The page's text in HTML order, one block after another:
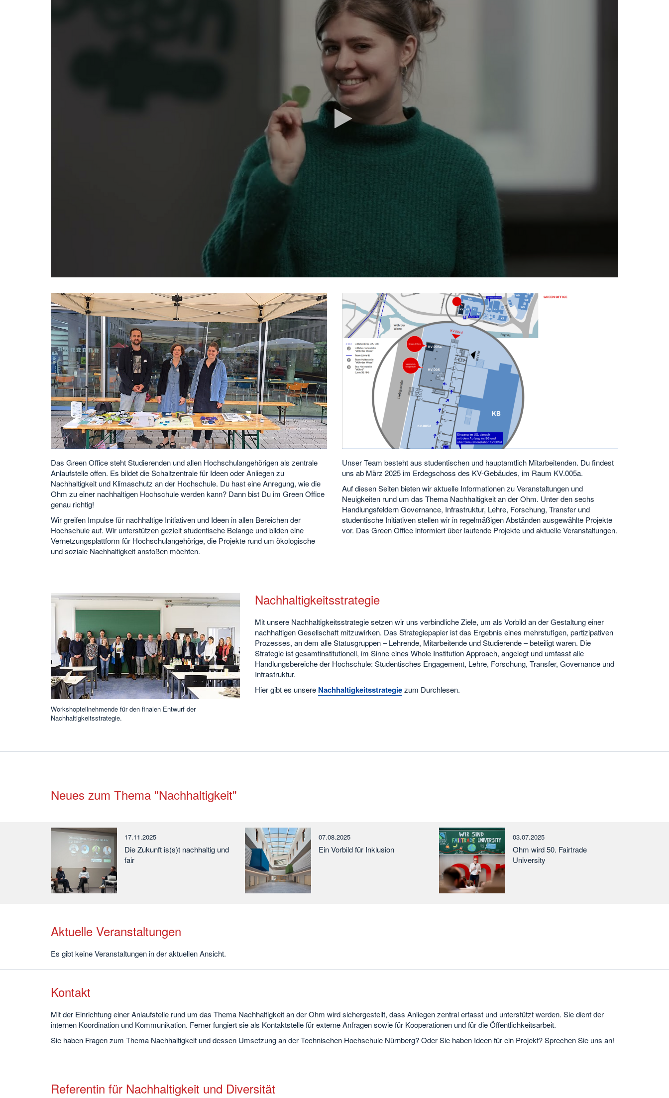
Video
abspielen
Das Green Office steht Studierenden und allen Hochschulangehörigen als zentrale
Anlaufstelle offen. Es bildet die Schaltzentrale für Ideen oder Anliegen zu
Nachhaltigkeit und Klimaschutz an der Hochschule. Du hast eine Anregung, wie die
Ohm zu einer nachhaltigen Hochschule werden kann? Dann bist Du im Green Office
genau richtig!
Wir greifen Impulse für nachhaltige Initiativen und Ideen in allen Bereichen der
Hochschule auf. Wir unterstützen gezielt studentische Belange und bilden eine
Vernetzungsplattform für Hochschulangehörige, die Projekte rund um ökologische
und soziale Nachhaltigkeit anstoßen möchten.
Unser Team besteht aus studentischen und hauptamtlich Mitarbeitenden. Du findest
uns ab März 2025 im Erdegschoss des KV-Gebäudes, im Raum KV.005a.
Auf diesen Seiten bieten wir aktuelle Informationen zu Veranstaltungen und
Neuigkeiten rund um das Thema Nachhaltigkeit an der Ohm. Unter den sechs
Handlungsfeldern Governance, Infrastruktur, Lehre, Forschung, Transfer und
studentische Initiativen stellen wir in regelmäßigen Abständen ausgewählte Projekte
vor. Das Green Office informiert über laufende Projekte und aktuelle Veranstaltungen.
Workshopteilnehmende für den finalen Entwurf der
Nachhaltigkeitsstrategie.
Nachhaltigkeitsstrategie
Mit unsere Nachhaltigkeitsstrategie setzen wir uns verbindliche Ziele, um als Vorbild an der Gestaltung einer
nachhaltigen Gesellschaft mitzuwirken. Das Strategiepapier ist das Ergebnis eines mehrstufigen, partizipativen
Prozesses, an dem alle Statusgruppen – Lehrende, Mitarbeitende und Studierende – beteiligt waren. Die
Strategie ist gesamtinstitutionell, im Sinne eines Whole Institution Approach, angelegt und umfasst alle
Handlungsbereiche der Hochschule: Studentisches Engagement, Lehre, Forschung, Transfer, Governance und
Infrastruktur.
Hier gibt es unsere Nachhaltigkeitsstrategiezum Durchlesen.
Neues zum Thema "Nachhaltigkeit"
17.11.2025
Die Zukunft is(s)t nachhaltig und
fair
07.08.2025
Ein Vorbild für Inklusion
03.07.2025
Ohm wird 50. Fairtrade
University
Aktuelle Veranstaltungen
Es gibt keine Veranstaltungen in der aktuellen Ansicht.
Kontakt
Mit der Einrichtung einer Anlaufstelle rund um das Thema Nachhaltigkeit an der Ohm wird sichergestellt, dass Anliegen zentral erfasst und unterstützt werden. Sie dient der
internen Koordination und Kommunikation. Ferner fungiert sie als Kontaktstelle für externe Anfragen sowie für Kooperationen und für die Öffentlichkeitsarbeit.
Sie haben Fragen zum Thema Nachhaltigkeit und dessen Umsetzung an der Technischen Hochschule Nürnberg? Oder Sie haben Ideen für ein Projekt? Sprechen Sie uns an!
Referentin für Nachhaltigkeit und Diversität